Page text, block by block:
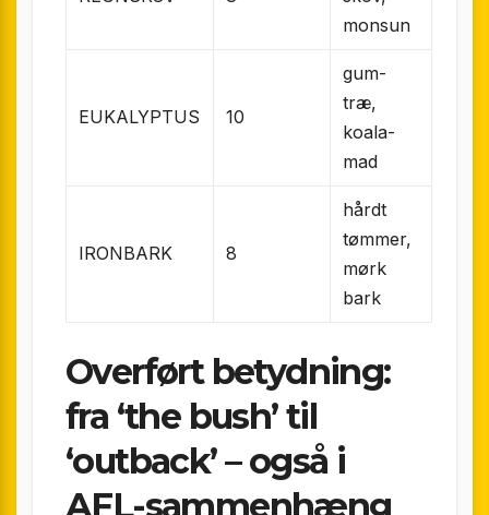
monsun
EUKALYPTUS 10
gum-
træ,
koala-
mad
IRONBARK 8
hårdt
tømmer,
mørk
bark
Overført betydning:
fra ‘the bush’ til
‘outback’ – også i
AFL-sammenhæng